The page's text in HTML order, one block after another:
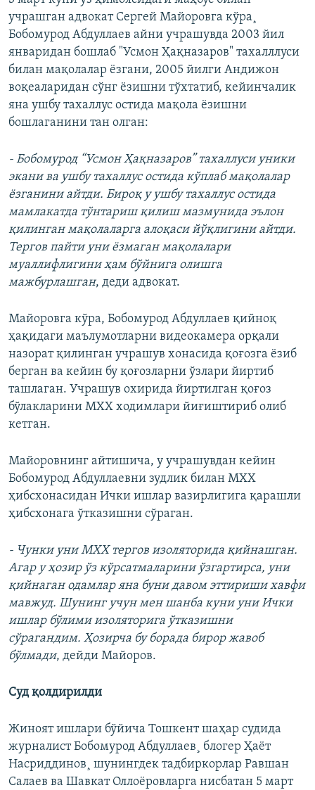
учрашган адвокат Сергей Майоровга кўра¸
Бобомурод Абдуллаев айни учрашувда 2003 йил
январидан бошлаб "Усмон Ҳақназаров" тахалллуси
билан мақолалар ёзгани, 2005 йилги Андижон
воқеаларидан сўнг ёзишни тўхтатиб, кейинчалик
яна ушбу тахаллус остида мақола ёзишни
бошлаганини тан олган:
- Бобомурод “Усмон Ҳақназаров” тахаллуси уники
экани ва ушбу тахаллус остида кўплаб мақолалар
ёзганини айтди. Бироқ у ушбу тахаллус остида
мамлакатда тўнтариш қилиш мазмунида эълон
қилинган мақолаларга алоқаси йўқлигини айтди.
Тергов пайти уни ëзмаган мақолалари
муаллифлигини ҳам бўйнига олишга
мажбурлашган, деди адвокат.
Майоровга кўра, Бобомурод Абдуллаев қийноқ
ҳақидаги маълумотларни видеокамера орқали
назорат қилинган учрашув хонасида қоғозга ёзиб
берган ва кейин бу қоғозларни ўзлари йиртиб
ташлаган. Учрашув охирида йиртилган қоғоз
бўлакларини МХХ ходимлари йиғиштириб олиб
кетган.
Майоровнинг айтишича, у учрашувдан кейин
Бобомурод Абдуллаевни зудлик билан МХХ
ҳибсхонасидан Ички ишлар вазирлигига қарашли
ҳибсхонага ўтказишни сўраган.
- Чунки уни МХХ тергов изоляторида қийнашган.
Агар у ҳозир ўз кўрсатмаларини ўзгартирса, уни
қийнаган одамлар яна буни давом эттириши хавфи
мавжуд. Шунинг учун мен шанба куни уни Ички
ишлар бўлими изоляторига ўтказишни
сўрагандим. Ҳозирча бу борада бирор жавоб
бўлмади, дейди Майоров.​
Суд қолдирилди
Жиноят ишлари бўйича Тошкент шаҳар судида
журналист Бобомурод Абдуллаев¸ блогер Ҳаëт
Насриддинов¸ шунингдек тадбиркорлар Равшан
Салаев ва Шавкат Оллоëровларга нисбатан 5 март